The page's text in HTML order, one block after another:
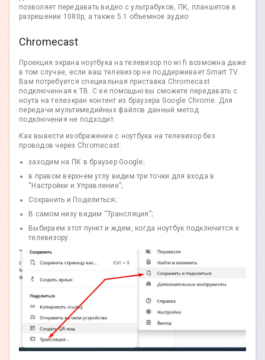
позволяет передавать видео с ультрабуков, ПК, планшетов в
разрешении 1080p, а также 5.1 объемное аудио.
Chromecast
Проекция экрана ноутбука на телевизор по wi fi возможна даже
в том случае, если ваш телевизор не поддерживает Smart TV.
Вам потребуется специальная приставка Chromecast
подключенная к ТВ. С ее помощью вы сможете передавать с
ноута на телеэкран контент из браузера Google Chrome. Для
передачи мультимедийных файлов данный метод
подключения не подходит.
Как вывести изображение с ноутбука на телевизор без
проводов через Chromecast:
заходим на ПК в браузер Google;
в правом верхнем углу видим три точки для входа в
“Настройки и Управление”;
Сохранить и Поделиться;
В самом низу видим “Трансляция”;
Выбираем этот пункт и ждем, когда ноутбук подключится к
телевизору.